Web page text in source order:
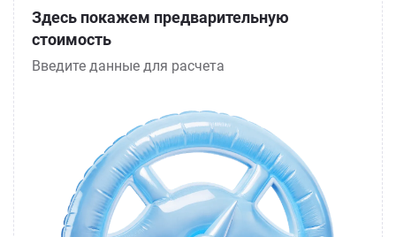
Здесь покажем предварительную
стоимость
Введите данные для расчета